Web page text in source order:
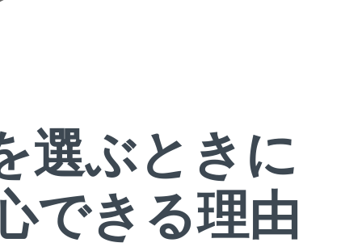
選ぶときに
できる理由